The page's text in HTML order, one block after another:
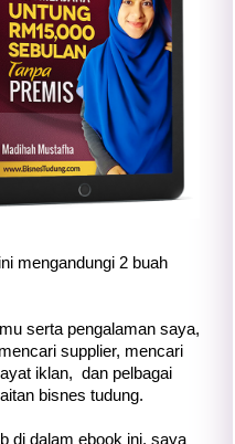
mengandungi 2 buah
serta pengalaman saya,
supplier, mencari
iklan, dan pelbagai
bisnes tudung.
di dalam ebook ini, saya